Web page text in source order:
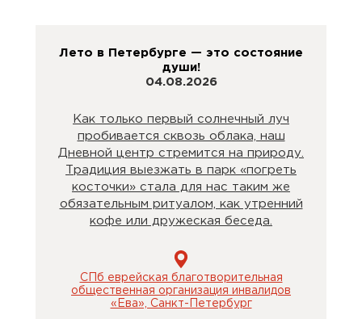
Лето в Петербурге — это состояние
души!
04.08.2026
Как только первый солнечный луч
пробивается сквозь облака, наш
Дневной центр стремится на природу.
Традиция выезжать в парк «погреть
косточки» стала для нас таким же
обязательным ритуалом, как утренний
кофе или дружеская беседа.
СПб еврейская благотворительная
общественная организация инвалидов
«Ева», Санкт-Петербург